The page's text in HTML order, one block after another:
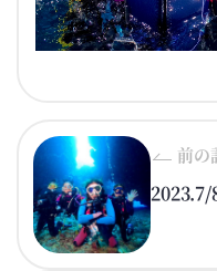
前の
2023.7/